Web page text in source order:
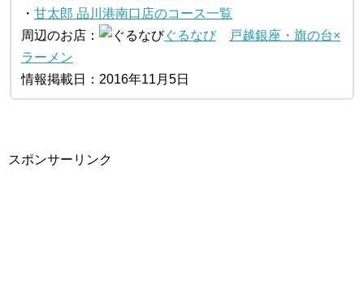
・ 甘太郎 品川港南口店のコース一覧
周辺のお店：
ぐるなび
戸越銀座・旗の台×
ラーメン
情報掲載日：2016年11月5日
スポンサーリンク